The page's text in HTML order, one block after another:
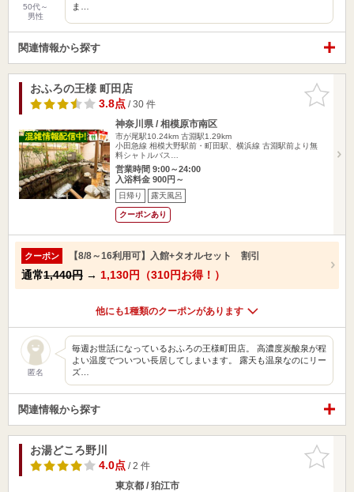
50代～
男性
ま…
関連情報から探す
お気に入
りに追加
おふろの王様 町田店
3.8点/ 30 件
神奈川県 / 相模原市南区
市が尾駅10.24km 古淵駅1.29km
小田急線 相模大野駅前・町田駅、横浜線 古淵駅前より無
料シャトルバス…
営業時間 9:00～24:00
入浴料金 900円～
日帰り 露天風呂
クーポンあり
クーポン 【8/8～16利用可】入館+タオルセット 割引
通常1,440円 → 1,130円（310円お得！）
他にも1種類のクーポンがあります
匿名
毎週お世話になっているおふろの王様町田店。 高濃度炭酸泉が程
よい温度でついつい長居してしまいます。 露天も温泉なのにリー
ズ…
関連情報から探す
お気に入
りに追加
お湯どころ野川
4.0点/ 2 件
東京都 / 狛江市